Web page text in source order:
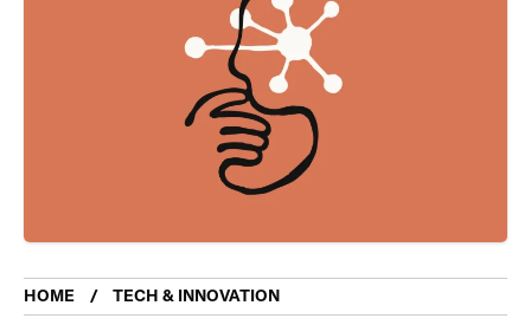
HOME TECH & INNOVATION